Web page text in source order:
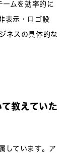
ムを効率的に
表示・ロゴ設
ネスの具体的な
教えていた
しています。ア